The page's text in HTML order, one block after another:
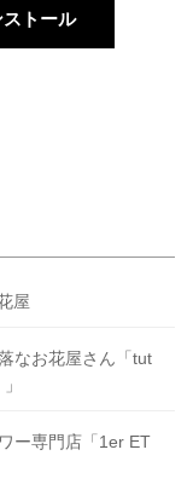
ストール
屋
なお花屋さん「tut
ー専門店「1er ET